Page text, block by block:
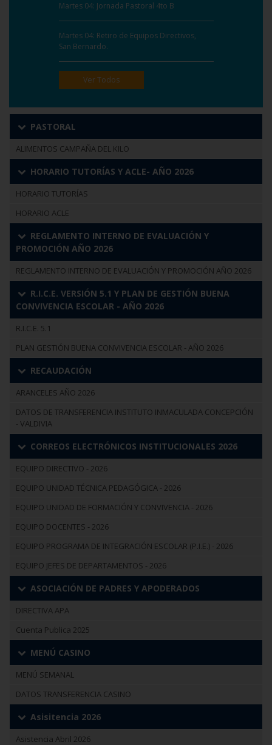
Martes 04: Jornada Pastoral 4to B
Martes 04: Retiro de Equipos Directivos,
San Bernardo.
Ver Todos
PASTORAL
ALIMENTOS CAMPAÑA DEL KILO
HORARIO TUTORÍAS Y ACLE- AÑO 2026
HORARIO TUTORÍAS
HORARIO ACLE
REGLAMENTO INTERNO DE EVALUACIÓN Y
PROMOCIÓN AÑO 2026
REGLAMENTO INTERNO DE EVALUACIÓN Y PROMOCIÓN AÑO 2026
R.I.C.E. VERSIÓN 5.1 Y PLAN DE GESTIÓN BUENA
CONVIVENCIA ESCOLAR - AÑO 2026
R.I.C.E. 5.1
PLAN GESTIÓN BUENA CONVIVENCIA ESCOLAR - AÑO 2026
RECAUDACIÓN
ARANCELES AÑO 2026
DATOS DE TRANSFERENCIA INSTITUTO INMACULADA CONCEPCIÓN
- VALDIVIA
CORREOS ELECTRÓNICOS INSTITUCIONALES 2026
EQUIPO DIRECTIVO - 2026
EQUIPO UNIDAD TÉCNICA PEDAGÓGICA - 2026
EQUIPO UNIDAD DE FORMACIÓN Y CONVIVENCIA - 2026
EQUIPO DOCENTES - 2026
EQUIPO PROGRAMA DE INTEGRACIÓN ESCOLAR (P.I.E.) - 2026
EQUIPO JEFES DE DEPARTAMENTOS - 2026
ASOCIACIÓN DE PADRES Y APODERADOS
DIRECTIVA APA
Cuenta Publica 2025
MENÚ CASINO
MENÚ SEMANAL
DATOS TRANSFERENCIA CASINO
Asisitencia 2026
Asistencia Abril 2026